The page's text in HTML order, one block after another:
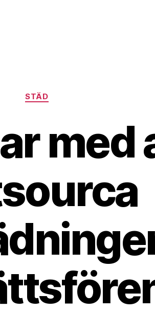
Kategorier
STÄD
med